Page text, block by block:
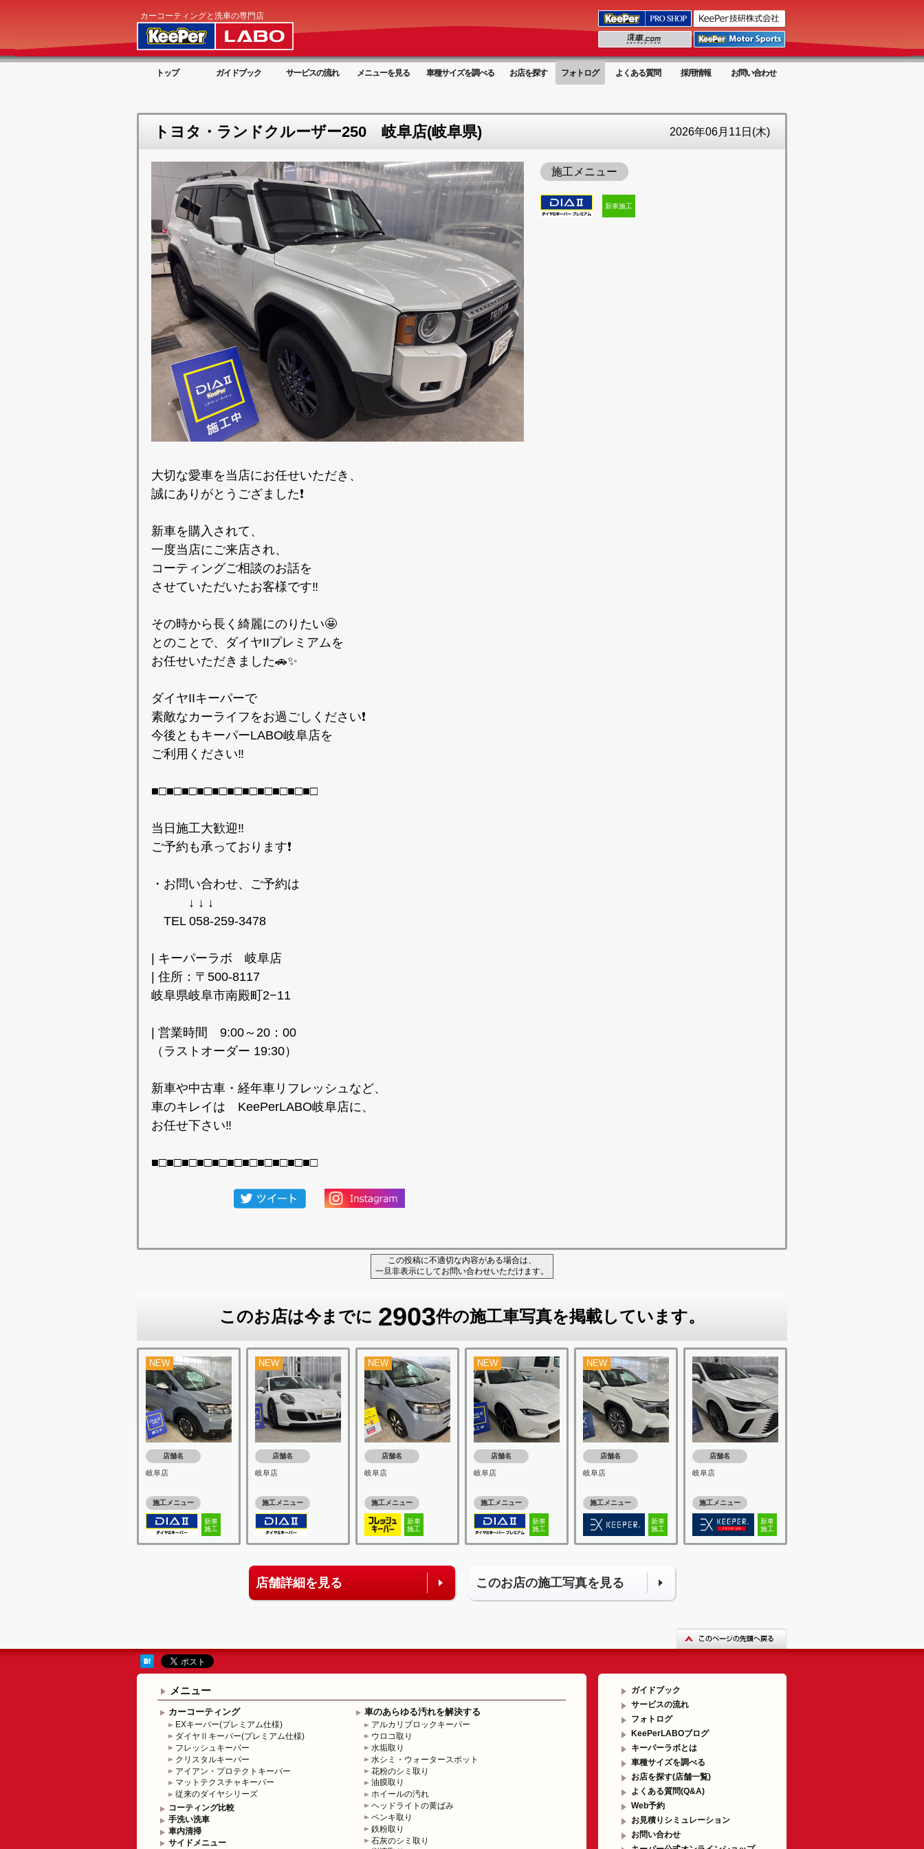
カーコーティングと洗車の専門店
トップ ガイドブック サービスの流れ メニューを見る 車種サイズを調べる お店を探す フォトログ よくある質問 採用情報 お問い合わせ
トヨタ・ランドクルーザー250 岐阜店(岐阜県) 2026年06月11日(木)
施工メニュー
新車施工
大切な愛車を当店にお任せいただき、
誠にありがとうござました❗️
新車を購入されて、
一度当店にご来店され、
コーティングご相談のお話を
させていただいたお客様です‼️
その時から長く綺麗にのりたい🤩
とのことで、ダイヤIIプレミアムを
お任せいただきました🚗✨
ダイヤIIキーパーで
素敵なカーライフをお過ごしください❗️
今後ともキーパーLABO岐阜店を
ご利用ください‼️
■□■□■□■□■□■□■□■□■□■□■□
当日施工大歓迎‼️
ご予約も承っております❗️
・お問い合わせ、ご予約は
↓ ↓ ↓
TEL 058-259-3478
| キーパーラボ 岐阜店
| 住所：〒500-8117
岐阜県岐阜市南殿町2−11
| 営業時間 9:00～20：00
（ラストオーダー 19:30）
新車や中古車・経年車リフレッシュなど、
車のキレイは KeePerLABO岐阜店に、
お任せ下さい‼️
■□■□■□■□■□■□■□■□■□■□■□
この投稿に不適切な内容がある場合は、
一旦非表示にしてお問い合わせいただけます。
このお店は今までに 2903件の施工車写真を掲載しています。
NEW
店舗名
岐阜店
施工メニュー
新車
施工
NEW
店舗名
岐阜店
施工メニュー
NEW
店舗名
岐阜店
施工メニュー
新車
施工
NEW
店舗名
岐阜店
施工メニュー
新車
施工
NEW
店舗名
岐阜店
施工メニュー
新車
施工
店舗名
岐阜店
施工メニュー
新車
施工
店舗詳細を見る このお店の施工写真を見る
メニュー
カーコーティング
EXキーパー(プレミアム仕様)
ダイヤⅡキーパー(プレミアム仕様)
フレッシュキーパー
クリスタルキーパー
アイアン・プロテクトキーパー
マットテクスチャキーパー
従来のダイヤシリーズ
コーティング比較
手洗い洗車
車内清掃
サイドメニュー
車のあらゆる汚れを解決する
アルカリブロックキーパー
ウロコ取り
水垢取り
水シミ・ウォータースポット
花粉のシミ取り
油膜取り
ホイールの汚れ
ヘッドライトの黄ばみ
ペンキ取り
鉄粉取り
石灰のシミ取り
ガイドブック
サービスの流れ
フォトログ
KeePerLABOブログ
キーパーラボとは
車種サイズを調べる
お店を探す(店舗一覧)
よくある質問(Q&A)
Web予約
お見積りシミュレーション
お問い合わせ